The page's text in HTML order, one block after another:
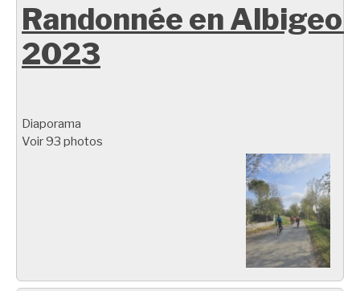
Randonnée en
2023
Diaporama
Voir 93 photos